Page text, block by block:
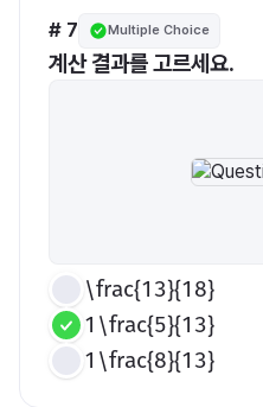
# 7 Multiple Choice
계산 결과를 고르세요.
\frac{13}{18}
1\frac{5}{13}
1\frac{8}{13}